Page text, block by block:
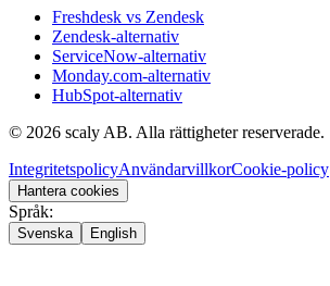
Freshdesk vs Zendesk
Zendesk-alternativ
ServiceNow-alternativ
Monday.com-alternativ
HubSpot-alternativ
© 2026 scaly AB. Alla rättigheter reserverade.
IntegritetspolicyAnvändarvillkorCookie-policy
Hantera cookies
Språk:
Svenska English